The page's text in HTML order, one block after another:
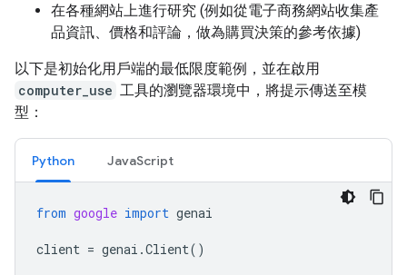
在各種網站上進行研究 (例如從電子商務網站收集產
品資訊、價格和評論，做為購買決策的參考依據)
以下是初始化用戶端的最低限度範例，並在啟用
computer_use 工具的瀏覽器環境中，將提示傳送至模
型：
Python JavaScript
from google import genai
client = genai .Client()